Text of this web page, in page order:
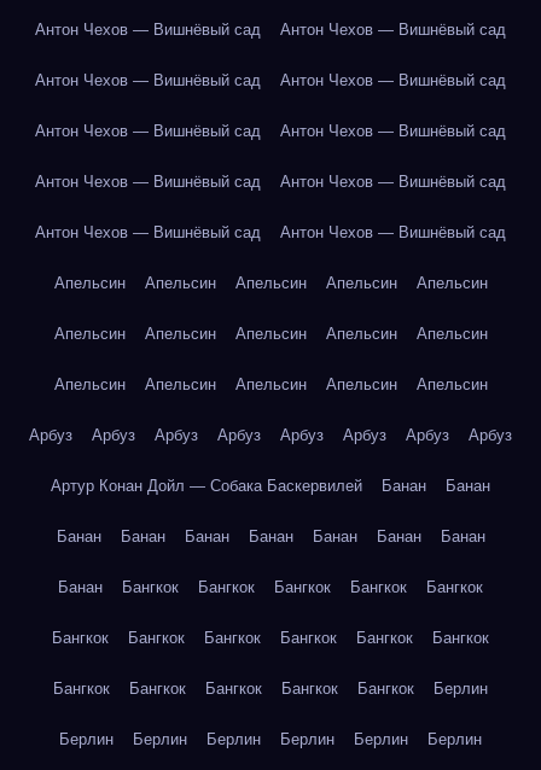
Антон Чехов — Вишнёвый сад Антон Чехов — Вишнёвый сад
Антон Чехов — Вишнёвый сад Антон Чехов — Вишнёвый сад
Антон Чехов — Вишнёвый сад Антон Чехов — Вишнёвый сад
Антон Чехов — Вишнёвый сад Антон Чехов — Вишнёвый сад
Антон Чехов — Вишнёвый сад Антон Чехов — Вишнёвый сад
Апельсин Апельсин Апельсин Апельсин Апельсин
Апельсин Апельсин Апельсин Апельсин Апельсин
Апельсин Апельсин Апельсин Апельсин Апельсин
Арбуз Арбуз Арбуз Арбуз Арбуз Арбуз Арбуз Арбуз
Артур Конан Дойл — Собака Баскервилей Банан Банан
Банан Банан Банан Банан Банан Банан Банан
Банан Бангкок Бангкок Бангкок Бангкок Бангкок
Бангкок Бангкок Бангкок Бангкок Бангкок Бангкок
Бангкок Бангкок Бангкок Бангкок Бангкок Берлин
Берлин Берлин Берлин Берлин Берлин Берлин